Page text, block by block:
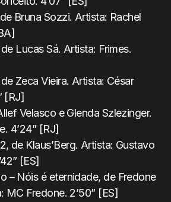
Bruna Sozzi. Artista: Rachel
Lucas Sá. Artista: Frimes.
Zeca Vieira. Artista: César
[RJ]
Velasco e Glenda Szlezinger.
4’24” [RJ]
de Klaus’Berg. Artista: Gustavo
[ES]
– Nóis é eternidade, de Fredone
MC Fredone. 2’50” [ES]